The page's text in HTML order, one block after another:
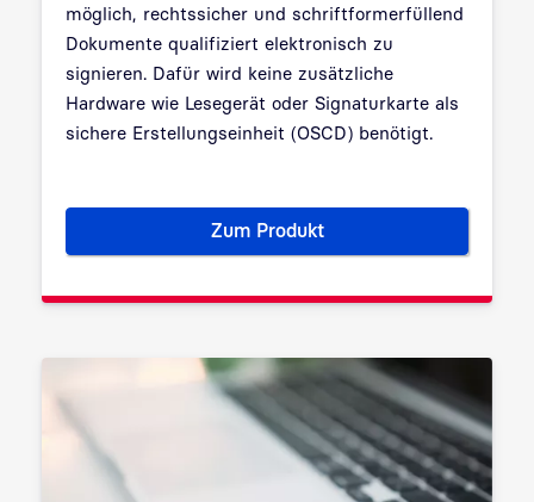
möglich, rechtssicher und schriftformerfüllend
Dokumente qualifiziert elektronisch zu
signieren. Dafür wird keine zusätzliche
Hardware wie Lesegerät oder Signaturkarte als
sichere Erstellungseinheit (OSCD) benötigt.
Zum Produktsign-me Fernsignatur für